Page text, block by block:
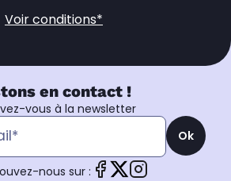
Voir conditions*
en contact !
vous à la newsletter
Ok
nous sur :